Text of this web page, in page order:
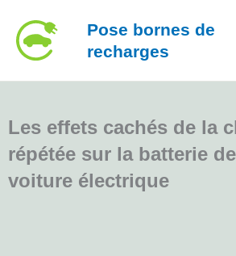
contenu
Pose bornes de
recharges
Les effets cachés de la
répétée sur la batterie
voiture électrique